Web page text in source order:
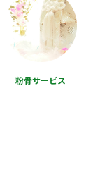
粉骨サービス